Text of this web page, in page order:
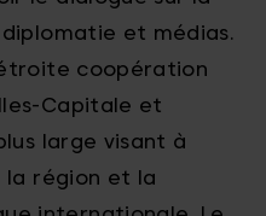
et médias.
coopération
Capitale et
large visant à
la région et la